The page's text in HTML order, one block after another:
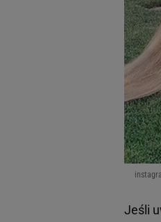
Jeśli